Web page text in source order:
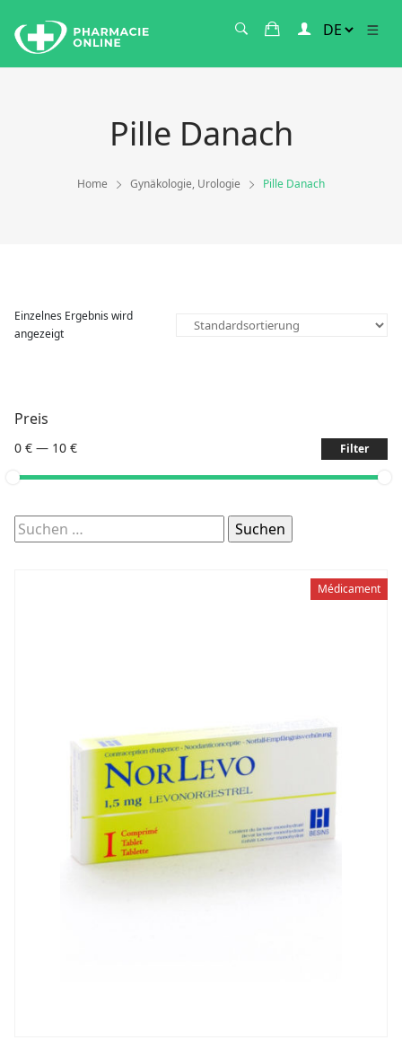
Pille Danach
Home Gynäkologie, Urologie Pille Danach
Einzelnes Ergebnis wird
angezeigt
Preis
0 € — 10 € Filter
Suchen
nach:
Médicament